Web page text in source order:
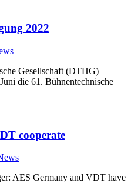
2022
Gesellschaft (DTHG)
die 61. Bühnentechnische
cooperate
AES Germany and VDT have